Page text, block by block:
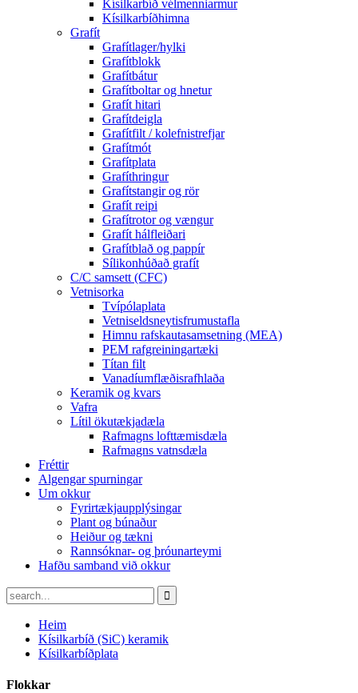
Kísilkarbíð vélmenniarmur
Kísilkarbíðhimna
Grafít
Grafítlager/hylki
Grafítblokk
Grafítbátur
Grafítboltar og hnetur
Grafít hitari
Grafítdeigla
Grafítfilt / kolefnistrefjar
Grafítmót
Grafítplata
Grafíthringur
Grafítstangir og rör
Grafít reipi
Grafítrotor og vængur
Grafít hálfleiðari
Grafítblað og pappír
Sílikonhúðað grafít
C/C samsett (CFC)
Vetnisorka
Tvípólaplata
Vetniseldsneytisfrumustafla
Himnu rafskautasamsetning (MEA)
PEM rafgreiningartæki
Títan filt
Vanadíumflæðisrafhlaða
Keramik og kvars
Vafra
Lítil ökutækjadæla
Rafmagns lofttæmisdæla
Rafmagns vatnsdæla
Fréttir
Algengar spurningar
Um okkur
Fyrirtækjaupplýsingar
Plant og búnaður
Heiður og tækni
Rannsóknar- og þróunarteymi
Hafðu samband við okkur
Heim
Kísilkarbíð (SiC) keramik
Kísilkarbíðplata
Flokkar